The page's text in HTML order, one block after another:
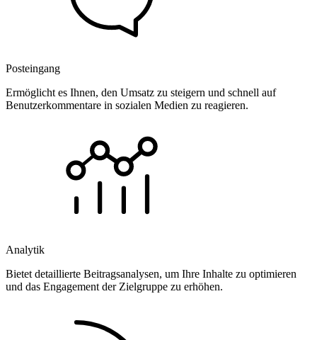
Posteingang
Ermöglicht es Ihnen, den Umsatz zu steigern und schnell auf
Benutzerkommentare in sozialen Medien zu reagieren.
Analytik
Bietet detaillierte Beitragsanalysen, um Ihre Inhalte zu optimieren
und das Engagement der Zielgruppe zu erhöhen.